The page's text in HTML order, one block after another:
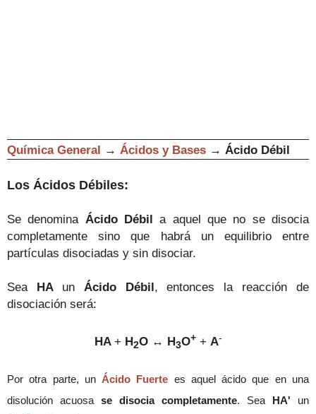
Química General → Ácidos y Bases → Ácido Débil
Los Ácidos Débiles:
Se denomina Ácido Débil
a aquel que no se disocia
completamente sino que habrá un equilibrio entre
partículas disociadas y sin disociar.
Sea HA un Ácido Débil , entonces la reacción de
disociación será:
HA + H2O ↔ H3O++ A-
Por otra parte, unÁcido Fuerte es aquel ácido que en una
disolución acuosa se disocia completamente. Sea HA' un